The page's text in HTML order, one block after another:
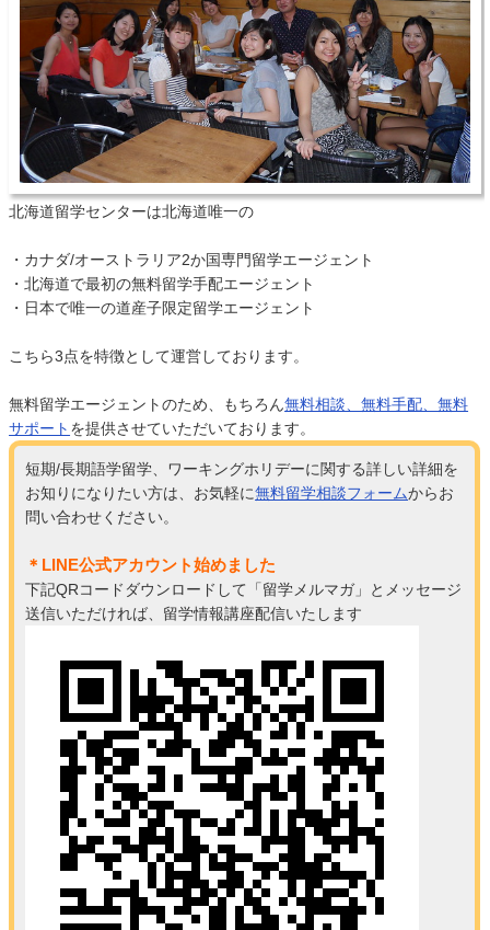
北海道留学センターは北海道唯一の
・カナダ/オーストラリア2か国専門留学エージェント
・北海道で最初の無料留学手配エージェント
・日本で唯一の道産子限定留学エージェント
こちら3点を特徴として運営しております。
無料留学エージェントのため、もちろん無料相談、無料手配、無料
サポート を提供させていただいております。
短期/長期語学留学、ワーキングホリデーに関する詳しい詳細を
お知りになりたい方は、お気軽に無料留学相談フォームからお
問い合わせください。
＊LINE公式アカウント始めました
下記QRコードダウンロードして「留学メルマガ」とメッセージ
送信いただければ、留学情報講座配信いたします